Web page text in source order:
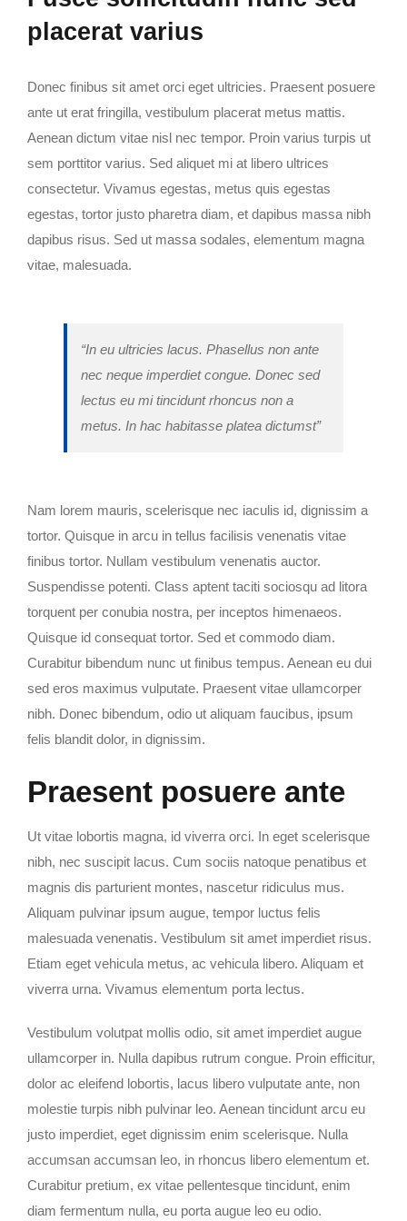
placerat varius
Donec finibus sit amet orci eget ultricies. Praesent posuere
ante ut erat fringilla, vestibulum placerat metus mattis.
Aenean dictum vitae nisl nec tempor. Proin varius turpis ut
sem porttitor varius. Sed aliquet mi at libero ultrices
consectetur. Vivamus egestas, metus quis egestas
egestas, tortor justo pharetra diam, et dapibus massa nibh
dapibus risus. Sed ut massa sodales, elementum magna
vitae, malesuada.
“In eu ultricies lacus. Phasellus non ante
nec neque imperdiet congue. Donec sed
lectus eu mi tincidunt rhoncus non a
metus. In hac habitasse platea dictumst”
Nam lorem mauris, scelerisque nec iaculis id, dignissim a
tortor. Quisque in arcu in tellus facilisis venenatis vitae
finibus tortor. Nullam vestibulum venenatis auctor.
Suspendisse potenti. Class aptent taciti sociosqu ad litora
torquent per conubia nostra, per inceptos himenaeos.
Quisque id consequat tortor. Sed et commodo diam.
Curabitur bibendum nunc ut finibus tempus. Aenean eu dui
sed eros maximus vulputate. Praesent vitae ullamcorper
nibh. Donec bibendum, odio ut aliquam faucibus, ipsum
felis blandit dolor, in dignissim.
Praesent posuere ante
Ut vitae lobortis magna, id viverra orci. In eget scelerisque
nibh, nec suscipit lacus. Cum sociis natoque penatibus et
magnis dis parturient montes, nascetur ridiculus mus.
Aliquam pulvinar ipsum augue, tempor luctus felis
malesuada venenatis. Vestibulum sit amet imperdiet risus.
Etiam eget vehicula metus, ac vehicula libero. Aliquam et
viverra urna. Vivamus elementum porta lectus.
Vestibulum volutpat mollis odio, sit amet imperdiet augue
ullamcorper in. Nulla dapibus rutrum congue. Proin efficitur,
dolor ac eleifend lobortis, lacus libero vulputate ante, non
molestie turpis nibh pulvinar leo. Aenean tincidunt arcu eu
justo imperdiet, eget dignissim enim scelerisque. Nulla
accumsan accumsan leo, in rhoncus libero elementum et.
Curabitur pretium, ex vitae pellentesque tincidunt, enim
diam fermentum nulla, eu porta augue leo eu odio.